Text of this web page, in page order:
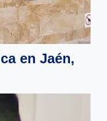
en Jaén,